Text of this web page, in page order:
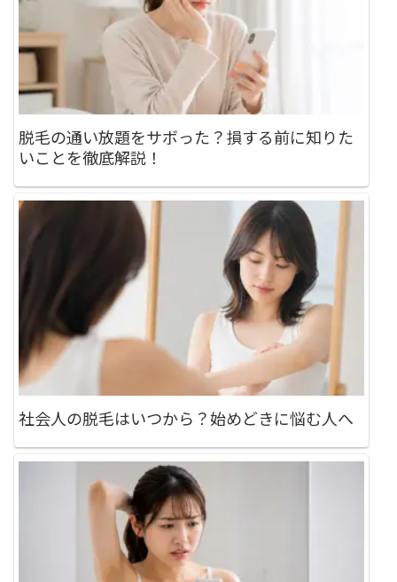
脱毛の通い放題をサボった？損する前に知りた
いことを徹底解説！
社会人の脱毛はいつから？始めどきに悩む人へ